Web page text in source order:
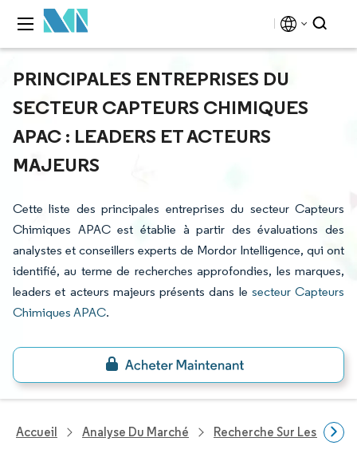
PRINCIPALES ENTREPRISES DU
SECTEUR CAPTEURS CHIMIQUES
APAC : LEADERS ET ACTEURS
MAJEURS
Cette liste des principales entreprises du secteur Capteurs
Chimiques APAC est établie à partir des évaluations des
analystes et conseillers experts de Mordor Intelligence, qui ont
identifié, au terme de recherches approfondies, les marques,
leaders et acteurs majeurs présents dans le secteur Capteurs
Chimiques APAC.
Accueil Analyse Du Marché Recherche Sur Les